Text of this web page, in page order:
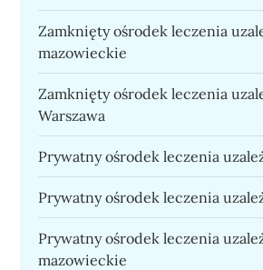
Zamknięty ośrodek leczenia
mazowieckie
Zamknięty ośrodek leczenia
Warszawa
Prywatny ośrodek leczenia
Prywatny ośrodek leczenia
Prywatny ośrodek leczenia
mazowieckie